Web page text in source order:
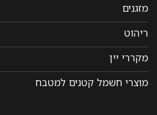
מזגנים
ריהוט
מקררי יין
מוצרי חשמל קטנים למטבח